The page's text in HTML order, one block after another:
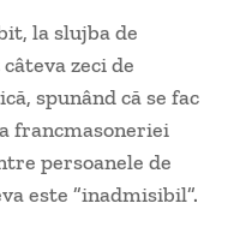
la slujba de
zeci de
spunând că se fac
francmasoneriei
persoanele de
este ”inadmisibil”.